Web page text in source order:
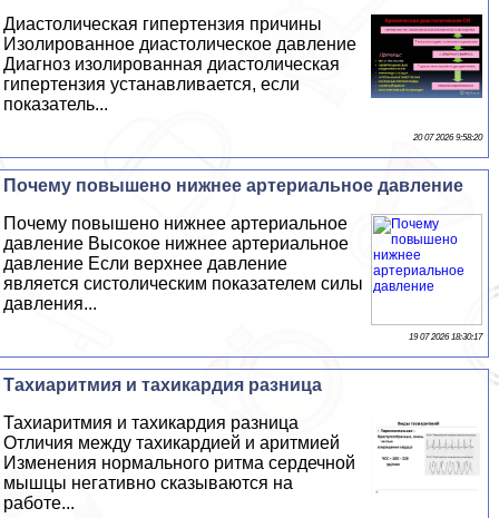
Диастолическая гипертензия причины
Изолированное диастолическое давление
Диагноз изолированная диастолическая
гипертензия устанавливается, если
показатель...
20 07 2026 9:58:20
Почему повышено нижнее артериальное давление
Почему повышено нижнее артериальное
давление Высокое нижнее артериальное
давление Если верхнее давление
является систолическим показателем силы
давления...
19 07 2026 18:30:17
Тахиаритмия и тахикардия разница
Тахиаритмия и тахикардия разница
Отличия между тахикардией и аритмией
Изменения нормального ритма сердечной
мышцы негативно сказываются на
работе...